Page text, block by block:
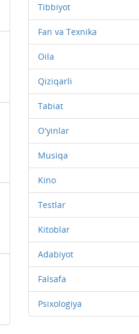
Tibbiyot
Fan va Texnika
Oila
Qiziqarli
Tabiat
O'yinlar
Musiqa
Kino
Testlar
Kitoblar
Adabiyot
Falsafa
Psixologiya